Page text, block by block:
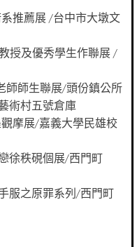
推薦展 /台中市大墩文
授及優秀學生作聯展 /
師師生聯展/頭份鎮公所
術村五號倉庫
摩展/嘉義大學民雄校
徐秩硯個展/西門町
服之原罪系列/西門町